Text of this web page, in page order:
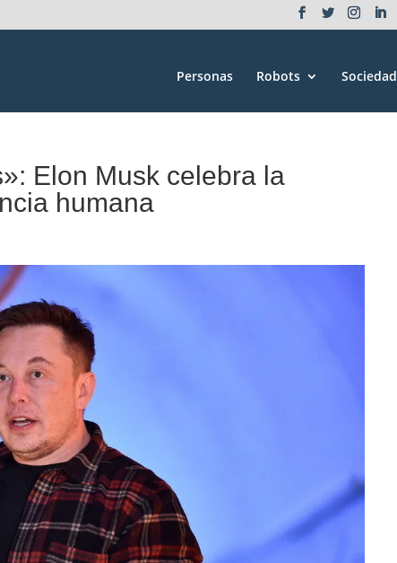
Personas Robots Sociedad
Elon Musk celebra la
humana